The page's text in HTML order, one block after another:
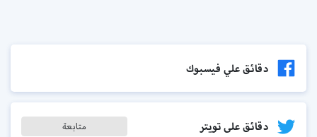
دقائق علي فيسبوك
دقائق على تويتر متابعة